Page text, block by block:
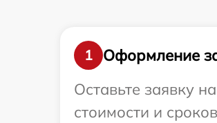
1
Оформление
Оставьте заявку
стоимости и